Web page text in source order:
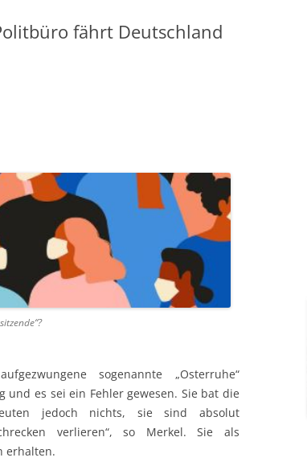
fährt Deutschland
sogenannte „Osterruhe“
es sei ein Fehler gewesen. Sie bat die
jedoch nichts, sie sind absolut
verlieren“, so Merkel. Sie als
erhalten.